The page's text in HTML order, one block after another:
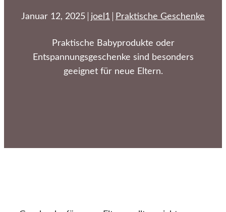
Januar 12, 2025 joel1 Praktische Geschenke
Praktische Babyprodukte oder
Entspannungsgeschenke sind besonders
geeignet für neue Eltern.